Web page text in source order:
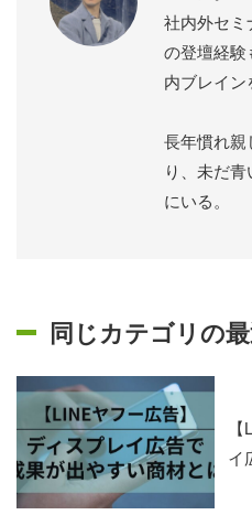
社内外セミ
の登壇経験
内ブレイン
長年慣れ親
り、未だ
にいる。
同じカテゴリの
イ